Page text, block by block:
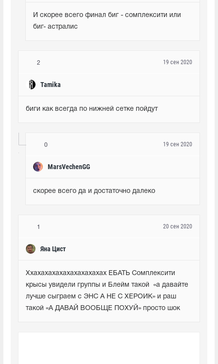
И скорее всего финал биг - сомплексити или
биг- астралис
2
Tamika
19 сен 2020
биги как всегда по нижней сетке пойдут
0
MarsVechenGG
19 сен 2020
скорее всего да и достаточно далеко
1
Яна Цист
20 сен 2020
Ххахахахахахахахахахах ЕБАТЬ Сомплексити
крысы увидели группы и Блейм такой  «а давайте
лучше сыграем с ЭНС А НЕ С ХЕРОИК» и раш
такой «А ДАВАЙ ВООБЩЕ ПОХУЙ» просто шок